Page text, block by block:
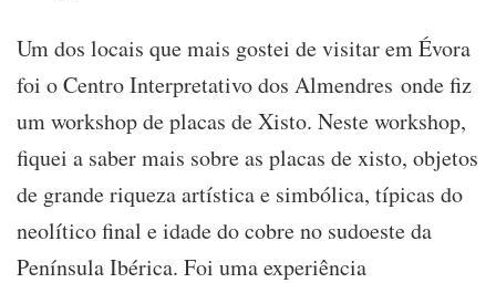
Um dos locais que mais gostei de visitar em Évora
foi o Centro Interpretativo dos Almendres onde fiz
um workshop de placas de Xisto. Neste workshop,
fiquei a saber mais sobre as placas de xisto, objetos
de grande riqueza artística e simbólica, típicas do
neolítico final e idade do cobre no sudoeste da
Península Ibérica. Foi uma experiência